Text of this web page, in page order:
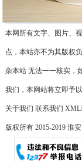
本网所有文字、图片、
点，本站亦不为其版权
杂本站 无法一一核实，
我们，本网站将立即予以
关于我们 联系我们 XML
版权所有 2015-2019 淮